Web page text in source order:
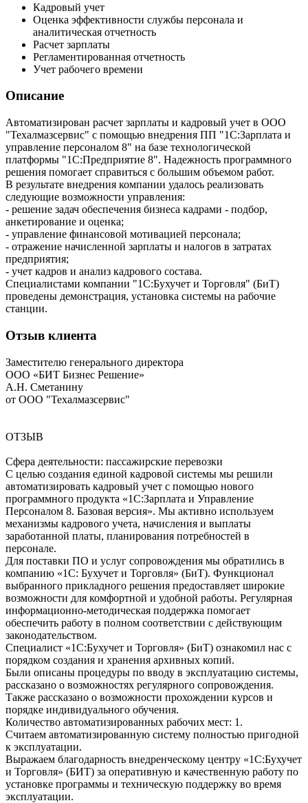
Кадровый учет
Оценка эффективности службы персонала и
аналитическая отчетность
Расчет зарплаты
Регламентированная отчетность
Учет рабочего времени
Описание
Автоматизирован расчет зарплаты и кадровый учет в ООО
"Техалмазсервис" с помощью внедрения ПП "1С:Зарплата и
управление персоналом 8" на базе технологической
платформы "1С:Предприятие 8". Надежность программного
решения помогает справиться с большим объемом работ.
В результате внедрения компании удалось реализовать
следующие возможности управления:
- решение задач обеспечения бизнеса кадрами - подбор,
анкетирование и оценка;
- управление финансовой мотивацией персонала;
- отражение начисленной зарплаты и налогов в затратах
предприятия;
- учет кадров и анализ кадрового состава.
Специалистами компании "1С:Бухучет и Торговля" (БиТ)
проведены демонстрация, установка системы на рабочие
станции.
Отзыв клиента
Заместителю генерального директора
ООО «БИТ Бизнес Решение»
А.Н. Сметанину
от ООО "Техалмазсервис"
ОТЗЫВ
Сфера деятельности: пассажирские перевозки
С целью создания единой кадровой системы мы решили
автоматизировать кадровый учет с помощью нового
программного продукта «1С:Зарплата и Управление
Персоналом 8. Базовая версия». Мы активно используем
механизмы кадрового учета, начисления и выплаты
заработанной платы, планирования потребностей в
персонале.
Для поставки ПО и услуг сопровождения мы обратились в
компанию «1С: Бухучет и Торговля» (БиТ). Функционал
выбранного прикладного решения предоставляет широкие
возможности для комфортной и удобной работы. Регулярная
информационно-методическая поддержка помогает
обеспечить работу в полном соответствии с действующим
законодательством.
Специалист «1С:Бухучет и Торговля» (БиТ) ознакомил нас с
порядком создания и хранения архивных копий.
Были описаны процедуры по вводу в эксплуатацию системы,
рассказано о возможностях регулярного сопровождения.
Также рассказано о возможности прохождении курсов и
порядке индивидуального обучения.
Количество автоматизированных рабочих мест: 1.
Считаем автоматизированную систему полностью пригодной
к эксплуатации.
Выражаем благодарность внедренческому центру «1С:Бухучет
и Торговля» (БИТ) за оперативную и качественную работу по
установке программы и техническую поддержку во время
эксплуатации.